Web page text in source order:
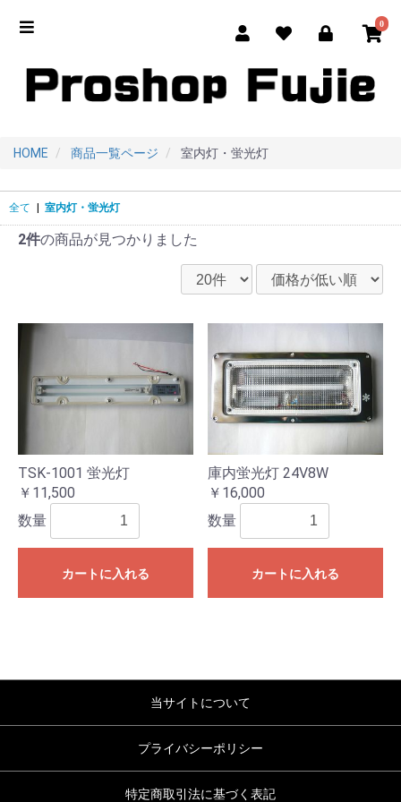
0
HOME 商品一覧ページ 室内灯・蛍光灯
全て 室内灯・蛍光灯
2件の商品が見つかりました
TSK-1001 蛍光灯
￥11,500
数量
カートに入れる
庫内蛍光灯 24V8W
￥16,000
数量
カートに入れる
当サイトについて
プライバシーポリシー
特定商取引法に基づく表記